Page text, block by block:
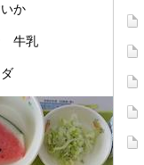
か
牛乳